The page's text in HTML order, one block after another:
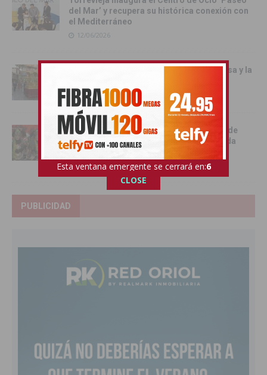
del Mar’ y recupera su histórica conexión con
el Mediterráneo
12/06/2026
Pilar de la Horadada celebró la Santa Misa y la
11/06/2026
Benejúzar se vuelca con la gran Entrada de
Moros y Cristianos en una intensa jornada
festiva
09/06/2026
PUBLICIDAD
Esta ventana emergente se cerrará en:4
CLOSE